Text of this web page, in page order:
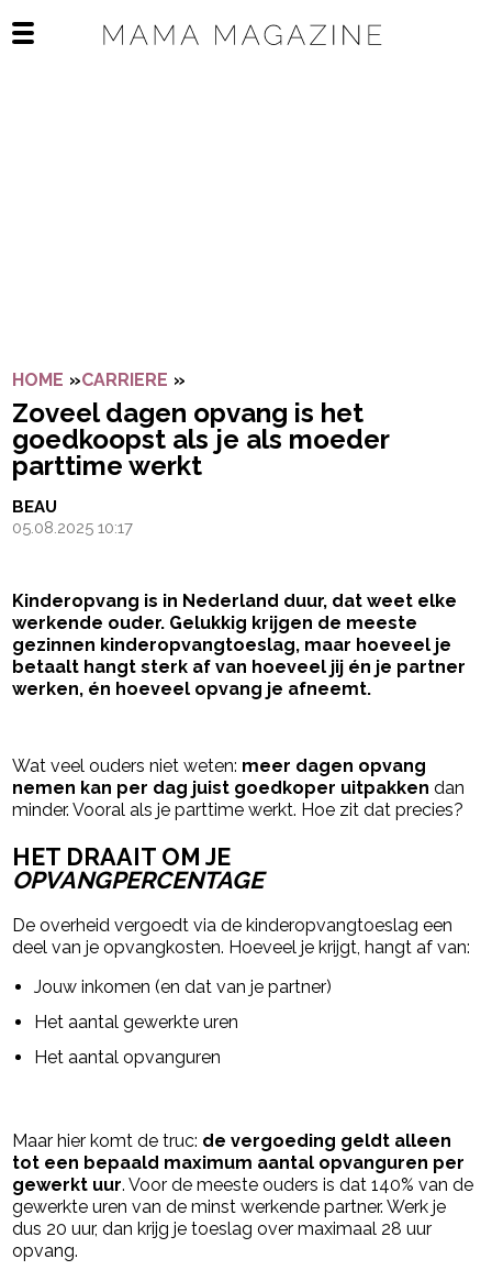
Open het mobiele menu
HOME »CARRIERE »
Zoveel dagen opvang is het
goedkoopst als je als moeder
parttime werkt
BEAU
05.08.2025 10:17
Kinderopvang is in Nederland duur, dat weet elke
werkende ouder. Gelukkig krijgen de meeste
gezinnen kinderopvangtoeslag, maar hoeveel je
betaalt hangt sterk af van hoeveel jij én je partner
werken, én hoeveel opvang je afneemt.
Wat veel ouders niet weten: meer dagen opvang
nemen kan per dag juist goedkoper uitpakken dan
minder. Vooral als je parttime werkt. Hoe zit dat precies?
HET DRAAIT OM JE
OPVANGPERCENTAGE
De overheid vergoedt via de kinderopvangtoeslag een
deel van je opvangkosten. Hoeveel je krijgt, hangt af van:
Jouw inkomen (en dat van je partner)
Het aantal gewerkte uren
Het aantal opvanguren
Maar hier komt de truc: de vergoeding geldt alleen
tot een bepaald maximum aantal opvanguren per
gewerkt uur. Voor de meeste ouders is dat 140% van de
gewerkte uren van de minst werkende partner. Werk je
dus 20 uur, dan krijg je toeslag over maximaal 28 uur
opvang.